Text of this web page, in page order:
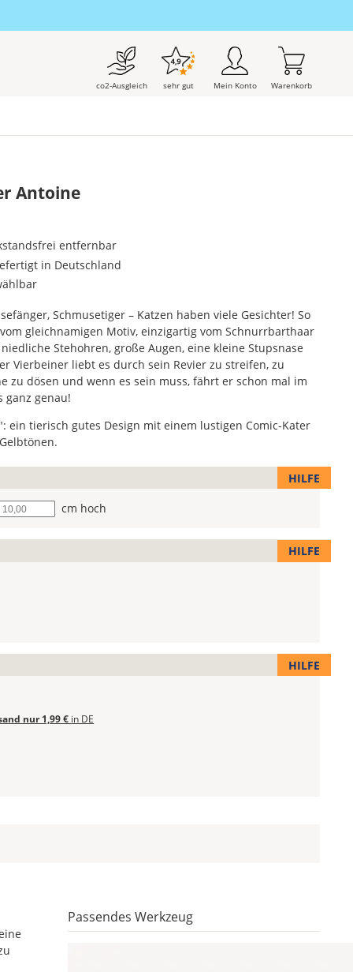
co2-Ausgleich sehr gut Mein Konto Warenkorb
Antoine
entfernbar
in Deutschland
Schmusetiger – Katzen haben viele Gesichter! So
gleichnamigen Motiv, einzigartig vom Schnurrbarthaar
niedliche Stehohren, große Augen, eine kleine Stupsnase
Vierbeiner liebt es durch sein Revier zu streifen, zu
zu dösen und wenn es sein muss, fährt er schon mal im
ganz genau!
ein tierisch gutes Design mit einem lustigen Comic-Kater
HILFE
cm hoch
HILFE
HILFE
nur 1,99 € in DE
Passendes Werkzeug